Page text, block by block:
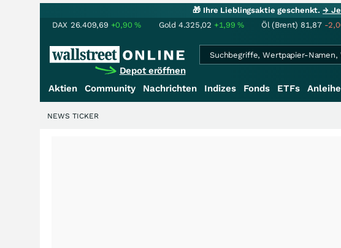
🎁 Ihre Lieblingsaktie geschenkt.→
DAX 26.409,69 +0,90% Gold 4.325,02 +1,99% Öl (Brent) 81,87 -
Depot eröffnen
Aktien Community Nachrichten Indizes Fonds ETFs
NEWS TICKER